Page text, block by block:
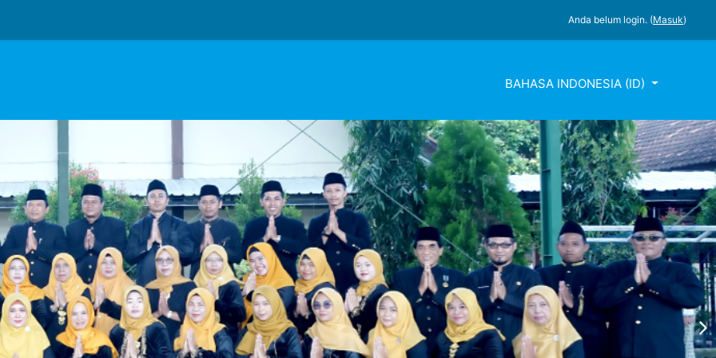
Anda belum login. (Masuk)
BAHASA INDONESIA ‎(ID)‎